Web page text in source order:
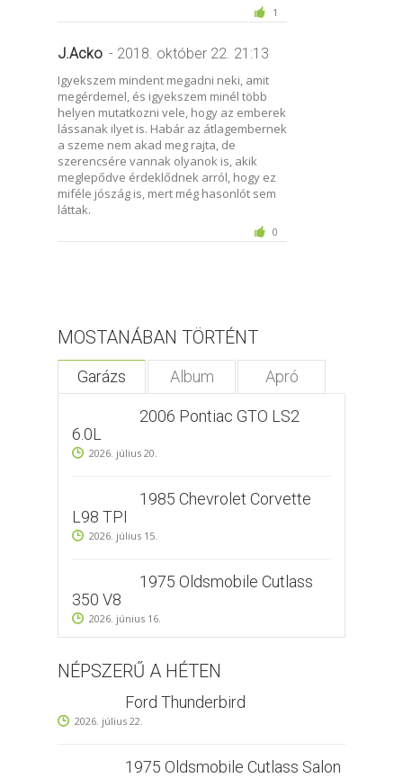
1
J.Acko - 2018. október 22. 21:13
Igyekszem mindent megadni neki, amit
megérdemel, és igyekszem minél több
helyen mutatkozni vele, hogy az emberek
lássanak ilyet is. Habár az átlagembernek
a szeme nem akad meg rajta, de
szerencsére vannak olyanok is, akik
meglepődve érdeklődnek arról, hogy ez
miféle jószág is, mert még hasonlót sem
láttak.
0
MOSTANÁBAN TÖRTÉNT
Garázs Album Apró
2006 Pontiac GTO LS2
6.0L
2026. július 20.
1985 Chevrolet Corvette
L98 TPI
2026. július 15.
1975 Oldsmobile Cutlass
350 V8
2026. június 16.
NÉPSZERŰ A HÉTEN
Ford Thunderbird
2026. július 22.
1975 Oldsmobile Cutlass Salon